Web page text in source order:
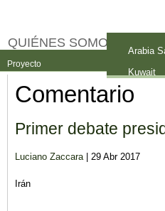
Comentario
Primer debate
Luciano Zaccara | 29 Abr 2017
Irán
QUIÉNES SOMOS
Proyecto
Arabia
Kuwait